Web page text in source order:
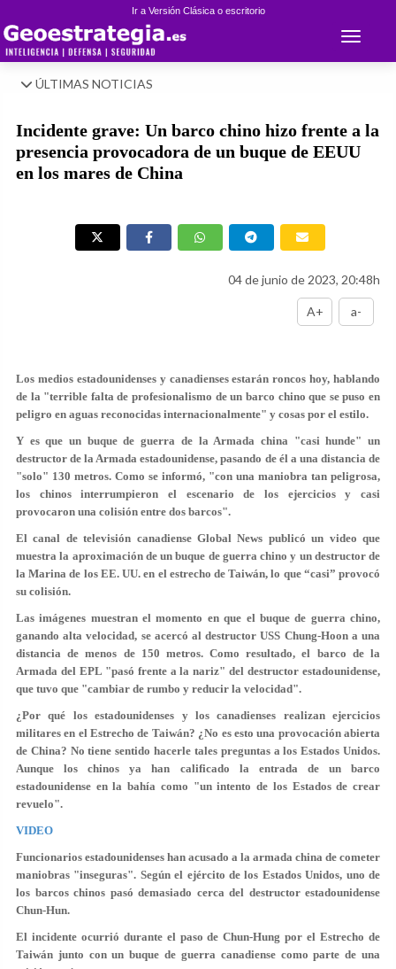
Ir a Versión Clásica o escritorio
Toggle
ÚLTIMAS NOTICIAS
Incidente grave: Un barco chino hizo frente a la
presencia provocadora de un buque de EEUU
en los mares de China
04 de junio de 2023, 20:48h
A+ a-
Los medios estadounidenses y canadienses estarán roncos hoy, hablando
de la "terrible falta de profesionalismo de un barco chino que se puso en
peligro en aguas reconocidas internacionalmente" y cosas por el estilo.
Y es que un buque de guerra de la Armada china "casi hunde" un
destructor de la Armada estadounidense, pasando de él a una distancia de
"solo" 130 metros. Como se informó, "con una maniobra tan peligrosa,
los chinos interrumpieron el escenario de los ejercicios y casi
provocaron una colisión entre dos barcos".
El canal de televisión canadiense Global News publicó un video que
muestra la aproximación de un buque de guerra chino y un destructor de
la Marina de los EE. UU. en el estrecho de Taiwán, lo que “casi” provocó
su colisión.
Las imágenes muestran el momento en que el buque de guerra chino,
ganando alta velocidad, se acercó al destructor USS Chung-Hoon a una
distancia de menos de 150 metros. Como resultado, el barco de la
Armada del EPL "pasó frente a la nariz" del destructor estadounidense,
que tuvo que "cambiar de rumbo y reducir la velocidad".
¿Por qué los estadounidenses y los canadienses realizan ejercicios
militares en el Estrecho de Taiwán? ¿No es esto una provocación abierta
de China? No tiene sentido hacerle tales preguntas a los Estados Unidos.
Aunque los chinos ya han calificado la entrada de un barco
estadounidense en la bahía como "un intento de los Estados de crear
revuelo".
VIDEO
Funcionarios estadounidenses han acusado a la armada china de cometer
maniobras "inseguras". Según el ejército de los Estados Unidos, uno de
los barcos chinos pasó demasiado cerca del destructor estadounidense
Chun-Hun.
El incidente ocurrió durante el paso de Chun-Hung por el Estrecho de
Taiwán junto con un buque de guerra canadiense como parte de una